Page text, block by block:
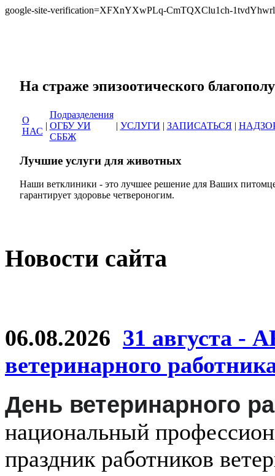
google-site-verification=XFXnYXwPLq-CmTQXClu1ch-
На страже
О
НАС
|
Подразделения
ОГБУ УИ
СББЖ
| УСЛУГИ | ЗАПИСАТЬСЯ |
Лучшие услуги для животных
Наши ветклиники - это лучшее решение для Ваших
гарантирует здоровье четвероногим.
Новости сайта
06.08.2026 31 августа -
ветеринарного
День ветеринарного
национальный
праздник работников